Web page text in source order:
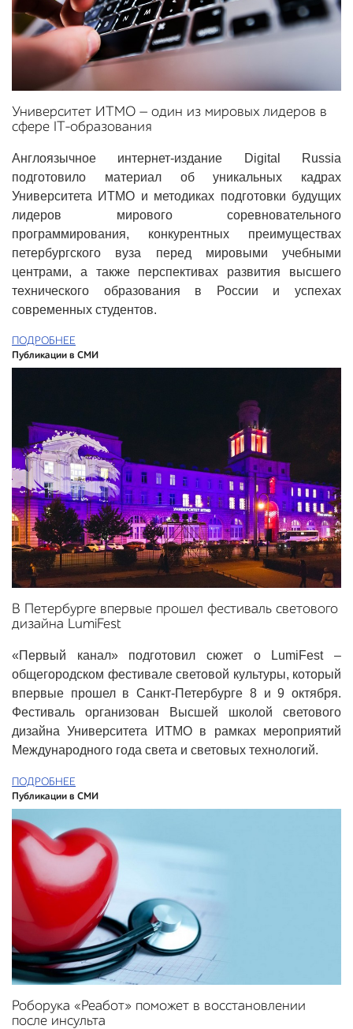
Университет ИТМО — один из мировых лидеров в
сфере IT-образования
Англоязычное интернет-издание Digital Russia
подготовило материал об уникальных кадрах
Университета ИТМО и методиках подготовки будущих
лидеров мирового соревновательного
программирования, конкурентных преимуществах
петербургского вуза перед мировыми учебными
центрами, а также перспективах развития высшего
технического образования в России и успехах
современных студентов.
ПОДРОБНЕЕ
Публикации в СМИ
В Петербурге впервые прошел фестиваль светового
дизайна LumiFest
«Первый канал» подготовил сюжет о LumiFest –
общегородском фестивале световой культуры, который
впервые прошел в Санкт-Петербурге 8 и 9 октября.
Фестиваль организован Высшей школой светового
дизайна Университета ИТМО в рамках мероприятий
Международного года света и световых технологий.
ПОДРОБНЕЕ
Публикации в СМИ
Роборука «Реабот» поможет в восстановлении
после инсульта